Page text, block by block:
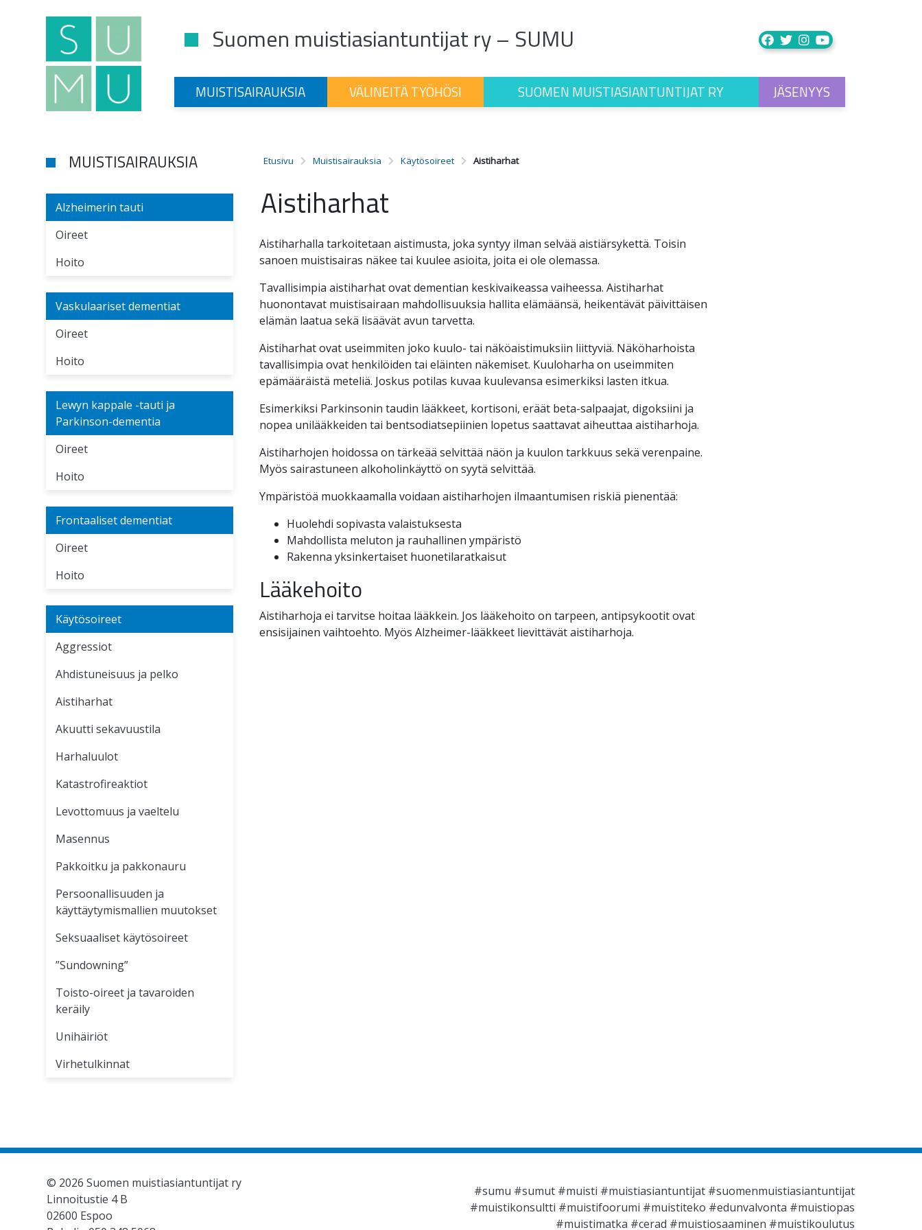
Main Navigation
Suomen muistiasiantuntijat ry – SUMU
MUISTISAIRAUKSIA VÄLINEITÄ TYÖHÖSI SUOMEN MUISTIASIANTUNTIJAT RY JÄSENYYS
MUISTISAIRAUKSIA
Alzheimerin tauti
Oireet
Hoito
Vaskulaariset dementiat
Oireet
Hoito
Lewyn kappale -tauti ja
Parkinson-dementia
Oireet
Hoito
Frontaaliset dementiat
Oireet
Hoito
Käytösoireet
Aggressiot
Ahdistuneisuus ja pelko
Aistiharhat
Akuutti sekavuustila
Harhaluulot
Katastrofireaktiot
Levottomuus ja vaeltelu
Masennus
Pakkoitku ja pakkonauru
Persoonallisuuden ja
käyttäytymismallien muutokset
Seksuaaliset käytösoireet
”Sundowning”
Toisto-oireet ja tavaroiden
keräily
Unihäiriöt
Virhetulkinnat
Etusivu Muistisairauksia Käytösoireet Aistiharhat
Aistiharhat
Aistiharhalla tarkoitetaan aistimusta, joka syntyy ilman selvää aistiärsykettä. Toisin
sanoen muistisairas näkee tai kuulee asioita, joita ei ole olemassa.
Tavallisimpia aistiharhat ovat dementian keskivaikeassa vaiheessa. Aistiharhat
huonontavat muistisairaan mahdollisuuksia hallita elämäänsä, heikentävät päivittäisen
elämän laatua sekä lisäävät avun tarvetta.
Aistiharhat ovat useimmiten joko kuulo- tai näköaistimuksiin liittyviä. Näköharhoista
tavallisimpia ovat henkilöiden tai eläinten näkemiset. Kuuloharha on useimmiten
epämääräistä meteliä. Joskus potilas kuvaa kuulevansa esimerkiksi lasten itkua.
Esimerkiksi Parkinsonin taudin lääkkeet, kortisoni, eräät beta-salpaajat, digoksiini ja
nopea unilääkkeiden tai bentsodiatsepiinien lopetus saattavat aiheuttaa aistiharhoja.
Aistiharhojen hoidossa on tärkeää selvittää näön ja kuulon tarkkuus sekä verenpaine.
Myös sairastuneen alkoholinkäyttö on syytä selvittää.
Ympäristöä muokkaamalla voidaan aistiharhojen ilmaantumisen riskiä pienentää:
Huolehdi sopivasta valaistuksesta
Mahdollista meluton ja rauhallinen ympäristö
Rakenna yksinkertaiset huonetilaratkaisut
Lääkehoito
Aistiharhoja ei tarvitse hoitaa lääkkein. Jos lääkehoito on tarpeen, antipsykootit ovat
ensisijainen vaihtoehto. Myös Alzheimer-lääkkeet lievittävät aistiharhoja.
© 2026 Suomen muistiasiantuntijat ry
Linnoitustie 4 B
02600 Espoo
#sumu #sumut #muisti #muistiasiantuntijat #suomenmuistiasiantuntijat
#muistikonsultti #muistifoorumi #muistiteko #edunvalvonta #muistiopas
#muistimatka #cerad #muistiosaaminen #muistikoulutus